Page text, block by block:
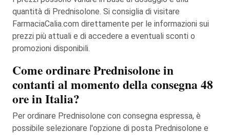
quantità di Prednisolone. Si consiglia di visitare
FarmaciaCalia.com direttamente per le informazioni sui
prezzi più attuali e di accedere a eventuali sconti o
promozioni disponibili.
Come ordinare Prednisolone in
contanti al momento della consegna 48
ore in Italia?
Per ordinare Prednisolone con consegna espressa, è
possibile selezionare l'opzione di posta Prednisolone e